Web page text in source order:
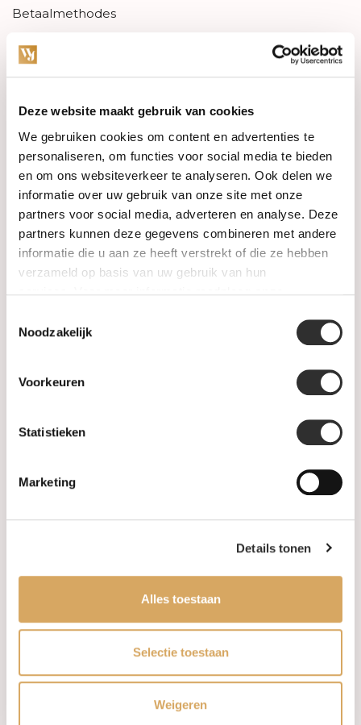
Deze website maakt gebruik van cookies
We gebruiken cookies om content en advertenties te
personaliseren, om functies voor social media te bieden
en om ons websiteverkeer te analyseren. Ook delen we
informatie over uw gebruik van onze site met onze
partners voor social media, adverteren en analyse. Deze
partners kunnen deze gegevens combineren met andere
informatie die u aan ze heeft verstrekt of die ze hebben
verzameld op basis van uw gebruik van hun
Noodzakelijk
Voorkeuren
Statistieken
Marketing
Details tonen
Alles toestaan
Selectie toestaan
Weigeren
Betaalmethodes
Sitemap
Categories
Watches
Jewellery
Wedding rings
PRE-OWNED
Maatwerk
Leveringsvoorwaarden
Privacy Policy